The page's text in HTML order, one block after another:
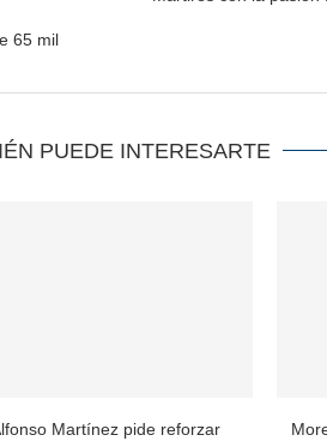
65 mil
PUEDE INTERESARTE
Martínez pide reforzar